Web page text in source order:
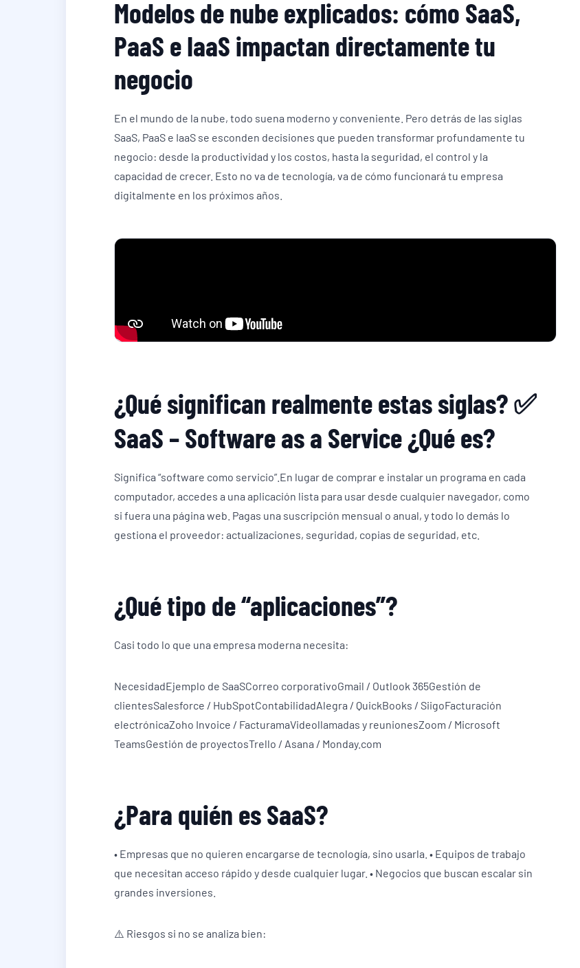
Modelos de nube explicados: cómo SaaS,
PaaS e IaaS impactan directamente tu
negocio
En el mundo de la nube, todo suena moderno y conveniente. Pero detrás de las siglas
SaaS, PaaS e IaaS se esconden decisiones que pueden transformar profundamente tu
negocio: desde la productividad y los costos, hasta la seguridad, el control y la
capacidad de crecer. Esto no va de tecnología, va de cómo funcionará tu empresa
digitalmente en los próximos años.
¿Qué significan realmente estas siglas? ✅
SaaS – Software as a Service ¿Qué es?
Significa “software como servicio”.En lugar de comprar e instalar un programa en cada
computador, accedes a una aplicación lista para usar desde cualquier navegador, como
si fuera una página web. Pagas una suscripción mensual o anual, y todo lo demás lo
gestiona el proveedor: actualizaciones, seguridad, copias de seguridad, etc.
¿Qué tipo de “aplicaciones”?
Casi todo lo que una empresa moderna necesita:
NecesidadEjemplo de SaaSCorreo corporativoGmail / Outlook 365Gestión de
clientesSalesforce / HubSpotContabilidadAlegra / QuickBooks / SiigoFacturación
electrónicaZoho Invoice / FacturamaVideollamadas y reunionesZoom / Microsoft
TeamsGestión de proyectosTrello / Asana / Monday.com
¿Para quién es SaaS?
• Empresas que no quieren encargarse de tecnología, sino usarla. • Equipos de trabajo
que necesitan acceso rápido y desde cualquier lugar. • Negocios que buscan escalar sin
grandes inversiones.
⚠️ Riesgos si no se analiza bien: